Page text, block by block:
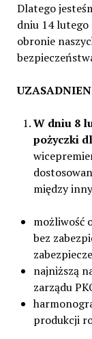
Dlatego
dniu 14 lutego
obronie
W dniu 8
pożyczki
między
możliwość
bez
najniższą
zarządu
produkcji